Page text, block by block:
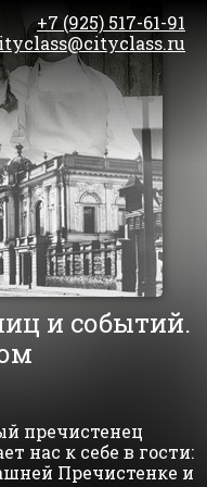
+7 (925) 517-61-91
и событий.
пречистенец
нас к себе в гости:
Пречистенке и